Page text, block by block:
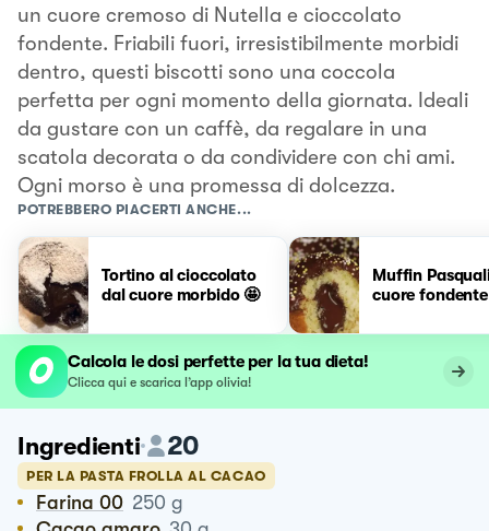
un cuore cremoso di Nutella e cioccolato
fondente. Friabili fuori, irresistibilmente morbidi
dentro, questi biscotti sono una coccola
perfetta per ogni momento della giornata. Ideali
da gustare con un caffè, da regalare in una
scatola decorata o da condividere con chi ami.
Ogni morso è una promessa di dolcezza.
POTREBBERO PIACERTI ANCHE...
Tortino al cioccolato
dal cuore morbido 🤩
Muffin
cuore fondente
Calcola le dosi perfette per la tua dieta!
Clicca qui e scarica l’app olivia!
Ingredienti 20
PER LA PASTA FROLLA AL CACAO
Farina 00 250 g